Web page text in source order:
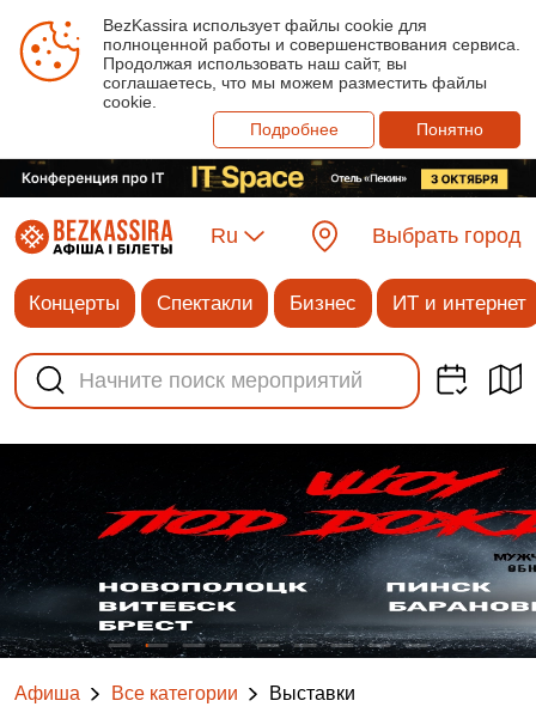
BezKassira использует файлы cookie для
полноценной работы и совершенствования сервиса.
Продолжая использовать наш сайт, вы
соглашаетесь, что мы можем разместить файлы
cookie.
Подробнее
Понятно
Ru Выбрать город
Концерты Спектакли Бизнес ИТ и интернет
Афиша Все категории Выставки